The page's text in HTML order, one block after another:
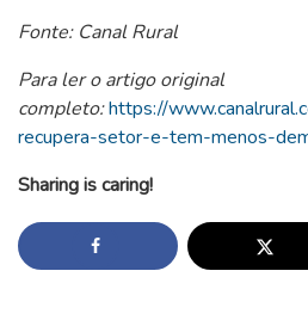
Fonte: Canal Rural
Para ler o artigo original
completo:https://
recupera-setor-e-tem-menos-
Sharing is caring!